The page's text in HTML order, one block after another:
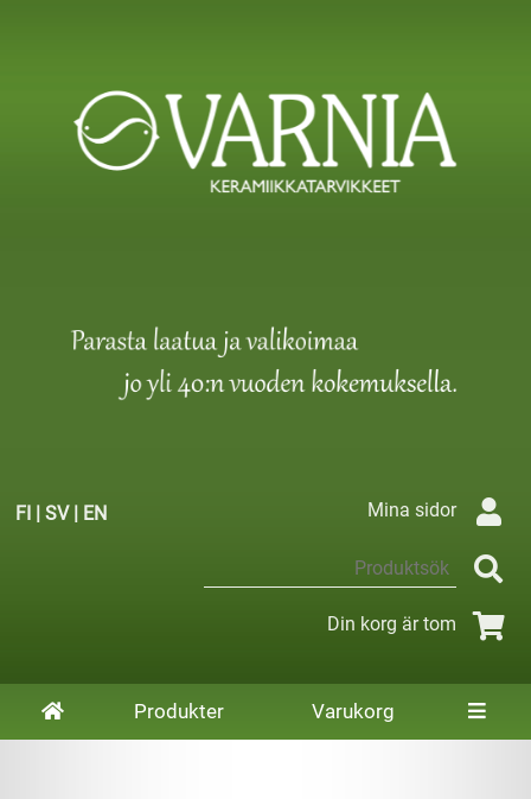
FI | SV| EN Mina sidor
Din korg är tom
Produkter Varukorg